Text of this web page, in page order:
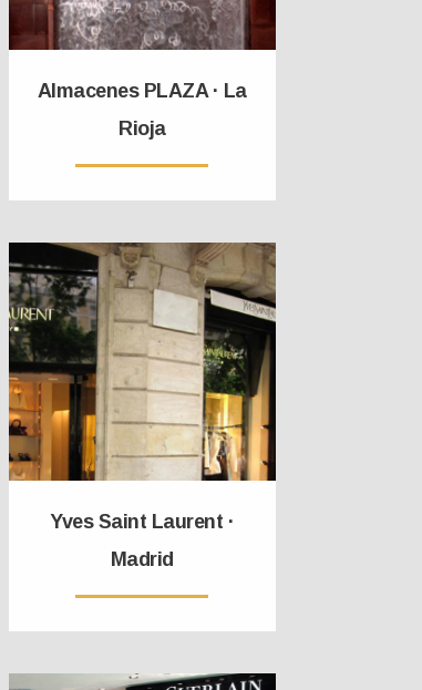
Almacenes PLAZA · La
Rioja
Yves Saint Laurent ·
Madrid